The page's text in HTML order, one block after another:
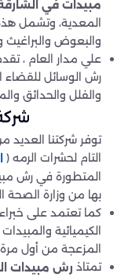
مبيدات في
المعدية، وتشمل
والبعوض والبراغيث
علي مدار العام ،
رش الوسائل للقضاء
والفلل والحدائق
توفر شركتنا العديد
التام لحشرات الرمه (
المتطورة في رش
بها من وزارة الصحة
كما تعتمد على
الكيميائية
المزعجة من أول
تمتاذ رش مبيدات